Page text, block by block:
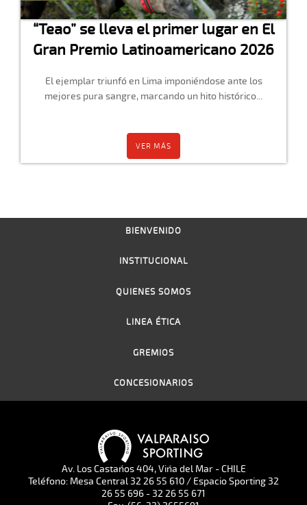
“Teao” se lleva el primer lugar en El
Gran Premio Latinoamericano 2026
El ejemplar triunfó en Lima imponiéndose ante los
mejores pura sangre, marcando un hito histórico...
VER MÁS
BIENVENIDO
INSTITUCIONAL
QUIENES SOMOS
LINEA ÉTICA
GREMIOS
CONCESIONARIOS
Av. Los Castaños 404, Viña del Mar - CHILE
Teléfono: Mesa Central 32 26 55 610 / Espacio Sporting 32
26 55 696 - 32 26 55 671